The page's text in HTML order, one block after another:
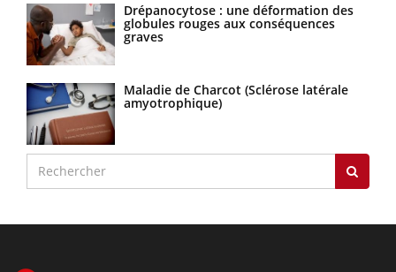
Drépanocytose : une déformation des
globules rouges aux conséquences
graves
Maladie de Charcot (Sclérose latérale
amyotrophique)